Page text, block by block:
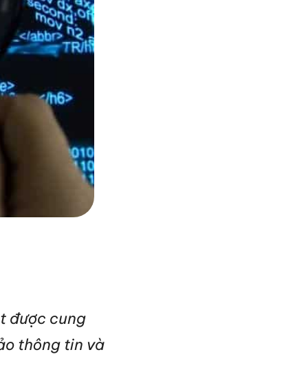
được cung
thông tin và